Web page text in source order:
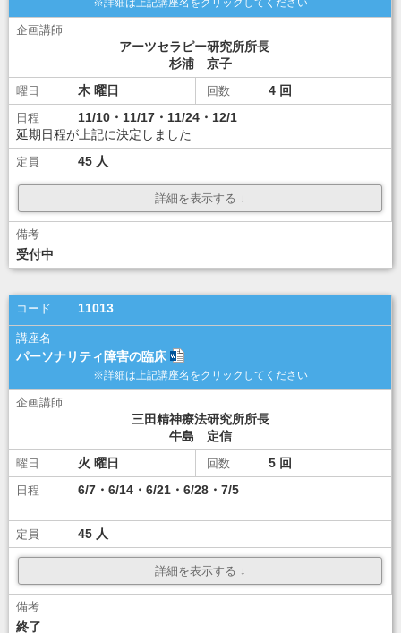
アーツセラピー研究所所長
杉浦 京子
木
4
11/10・11/17・11/24・12/1
延期日程が上記に決定しました
45
講座選択
受付中
11013
パーソナリティ障害の臨床
三田精神療法研究所所長
牛島 定信
火
5
6/7・6/14・6/21・6/28・7/5
45
終了